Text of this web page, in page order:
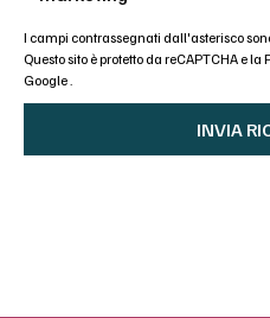
I campi contrassegnati dall'asterisco
Questo sito è protetto da reCAPTCHA e la
Google